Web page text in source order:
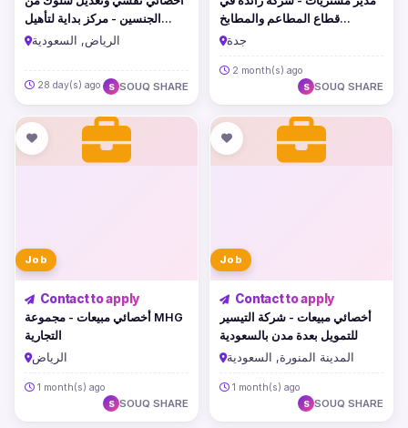
الجنسين - مركز بداية لتأهيل
اضطرابات التخاطب والبلع
الرياض, السعودية
28 day(s) ago S SOUQ SHARE
قطاع المطاعم والمطابخ
المركزية بجدة
جدة
2 month(s) ago
S SOUQ SHARE
Job
Contact to apply
أخصائي مبيعات - مجموعة MHG
التجارية
الرياض
1 month(s) ago
S SOUQ SHARE
Job
Contact to apply
أخصائي مبيعات - شركة التيسير
للتمويل بعدة مدن بالسعودية
المدينة المنورة, السعودية
1 month(s) ago
S SOUQ SHARE